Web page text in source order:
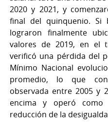
2020 y 2021, y
final del quinquenio. Si
lograron finalmente
valores de 2019, en el
verificó una pérdida del
Mínimo Nacional
promedio, lo que
observada entre 2005 y
encima y operó
reducción de la